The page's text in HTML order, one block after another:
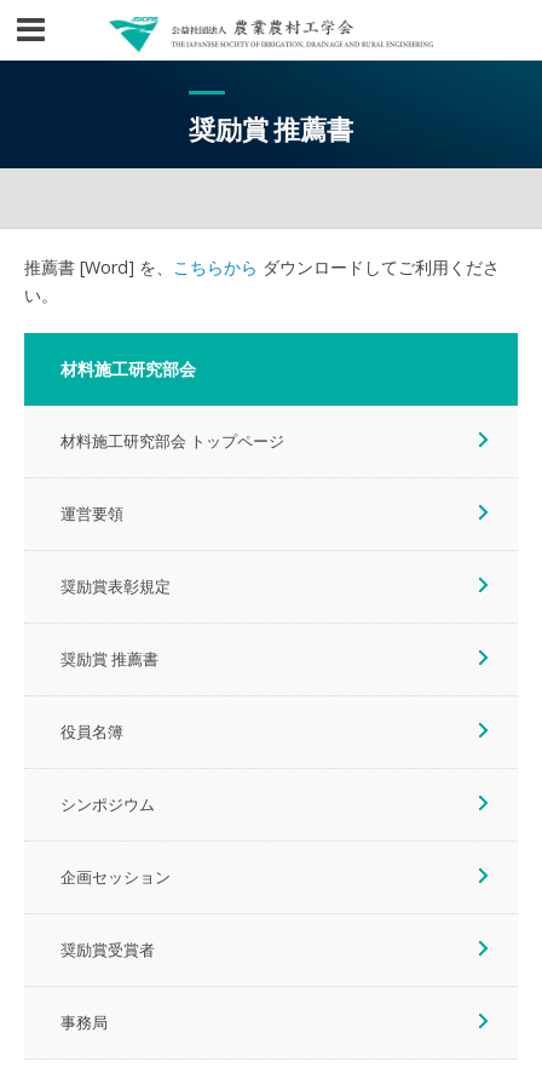
奨励賞 推薦書
推薦書 [Word] を、 こちらから ダウンロードしてご利用くださ
い。
材料施工研究部会
材料施工研究部会 トップページ
運営要領
奨励賞表彰規定
奨励賞 推薦書
役員名簿
シンポジウム
企画セッション
奨励賞受賞者
事務局